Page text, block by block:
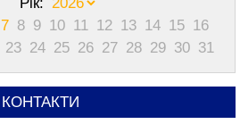
7 8 9 10 11 12 13 14 15 16
23 24 25 26 27 28 29 30 31
КОНТАКТИ